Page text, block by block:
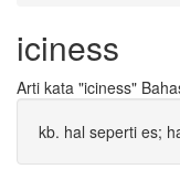
iciness
Arti kata "iciness"
kb. hal seperti es;